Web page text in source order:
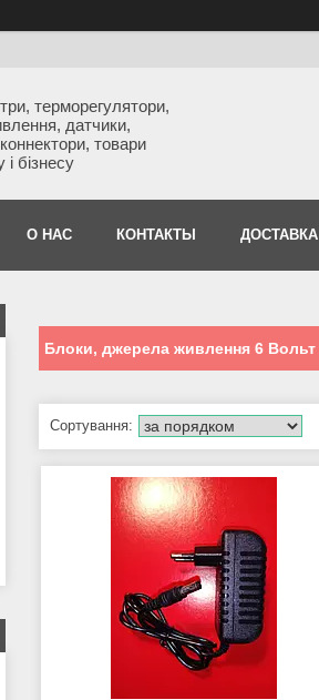
терморегулятори,
датчики,
товари
бізнесу
О НАС КОНТАКТЫ
Блоки, джерела живлення 6 Вольт